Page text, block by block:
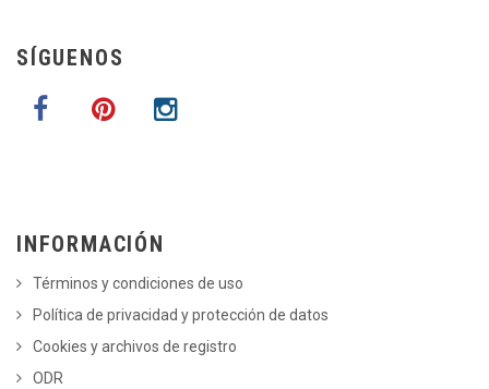
SÍGUENOS
INFORMACIÓN
Términos y condiciones de uso
Política de privacidad y protección de datos
Cookies y archivos de registro
ODR